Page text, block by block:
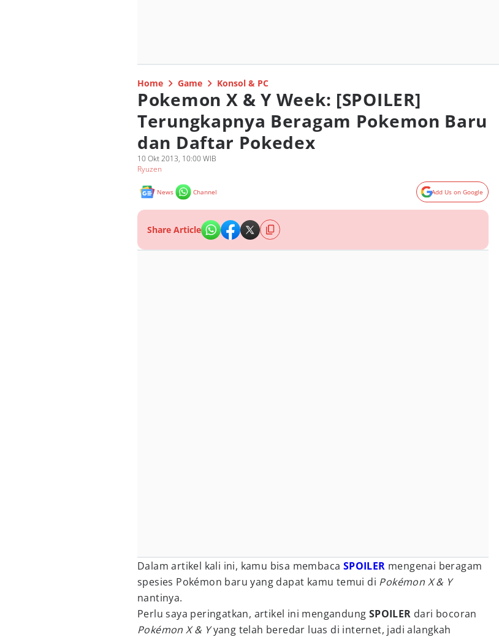
Home Game Konsol & PC
Pokemon X & Y Week: [SPOILER]
Terungkapnya Beragam Pokemon Baru
dan Daftar Pokedex
10 Okt 2013, 10:00 WIB
Ryuzen
News Channel Add Us on Google
Share Article
Dalam artikel kali ini, kamu bisa membaca SPOILER mengenai beragam
spesies Pokémon baru yang dapat kamu temui di Pokémon X & Y
nantinya.
Perlu saya peringatkan, artikel ini mengandung SPOILER dari bocoran
Pokémon X & Yyang telah beredar luas di internet, jadi alangkah